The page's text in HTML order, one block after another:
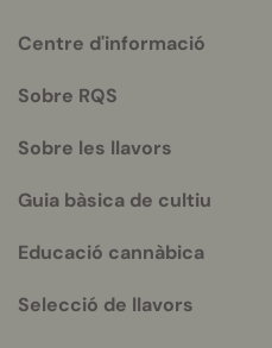
More
info
Centre d'informació
Sobre RQS
Sobre les llavors
Guia bàsica de cultiu
Educació cannàbica
Selecció de llavors